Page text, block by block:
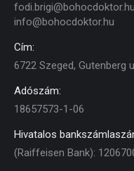
fodi.brigi@bohocdoktor.hu
info@bohocdoktor.hu
Cím:
6722 Szeged, Gutenberg
Adószám:
18657573-1-06
Hivatalos
(Raiffeisen Bank):